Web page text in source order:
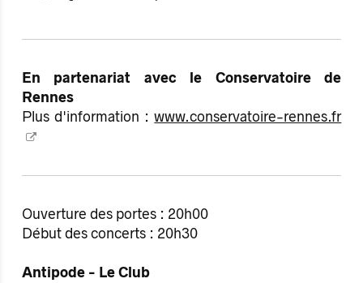
En partenariat avec le Conservatoire de
Rennes
Plus d'information :www.conservatoire-rennes.fr
Ouverture des portes : 20h00
Début des concerts : 20h30
Antipode - Le Club